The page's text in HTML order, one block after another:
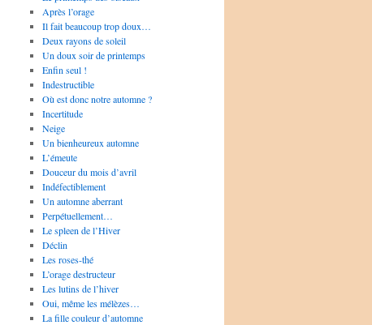
Après l’orage
Il fait beaucoup trop doux…
Deux rayons de soleil
Un doux soir de printemps
Enfin seul !
Indestructible
Où est donc notre automne ?
Incertitude
Neige
Un bienheureux automne
L’émeute
Douceur du mois d’avril
Indéfectiblement
Un automne aberrant
Perpétuellement…
Le spleen de l’Hiver
Déclin
Les roses-thé
L’orage destructeur
Les lutins de l’hiver
Oui, même les mélèzes…
La fille couleur d’automne